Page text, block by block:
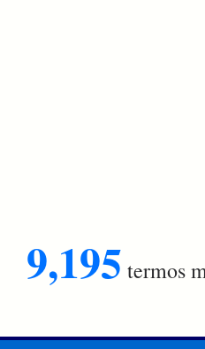
9,195 termos